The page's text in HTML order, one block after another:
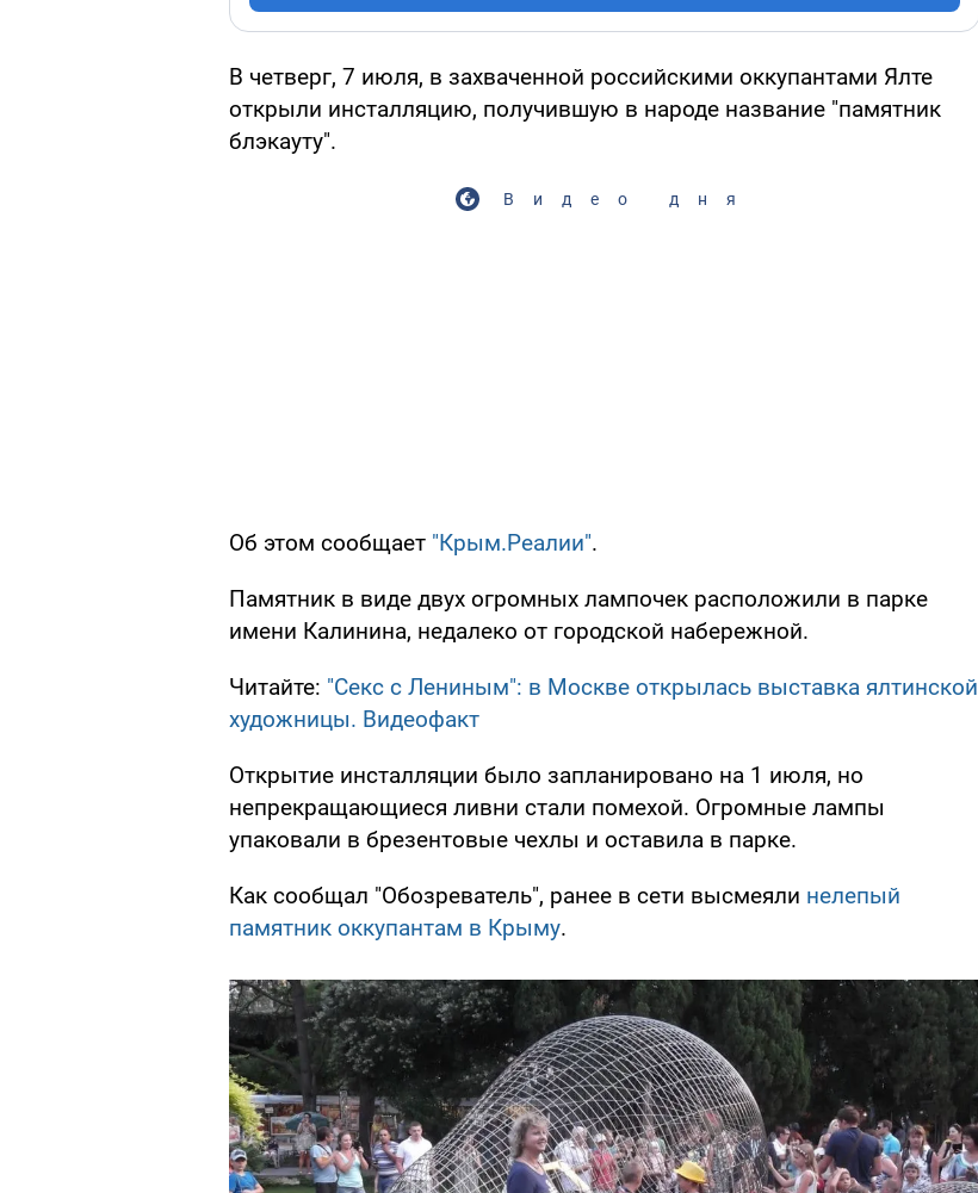
В четверг, 7 июля, в захваченной российскими оккупантами Ялте
открыли инсталляцию, получившую в народе название "памятник
блэкауту".
Видео дня
Об этом сообщает "Крым.Реалии".
Памятник в виде двух огромных лампочек расположили в парке
имени Калинина, недалеко от городской набережной.
Читайте: "Секс с Лениным": в Москве открылась выставка ялтинской
художницы. Видеофакт
Открытие инсталляции было запланировано на 1 июля, но
непрекращающиеся ливни стали помехой. Огромные лампы
упаковали в брезентовые чехлы и оставила в парке.
Как сообщал "Обозреватель", ранее в сети высмеяли нелепый
памятник оккупантам в Крыму.